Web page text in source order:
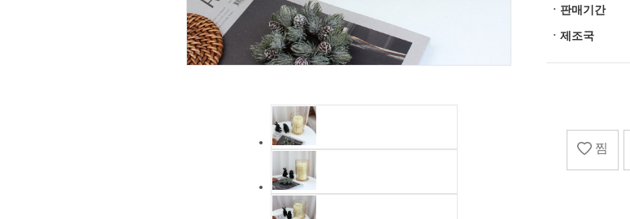
ㆍ판매기간
ㆍ제조국
찜